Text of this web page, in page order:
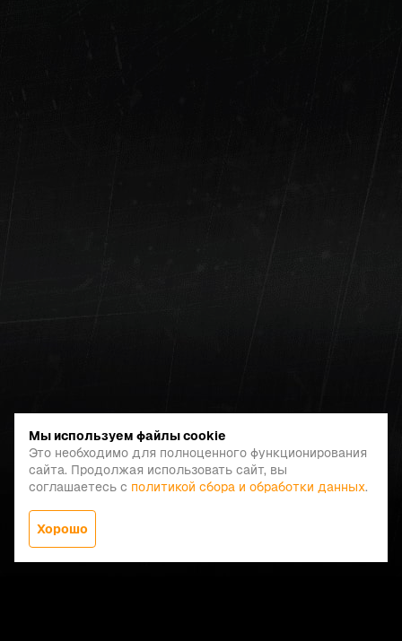
Мы используем файлы cookie
Это необходимо для полноценного функционирования
сайта. Продолжая использовать сайт, вы
соглашаетесь с политикой сбора и обработки данных.
Хорошо